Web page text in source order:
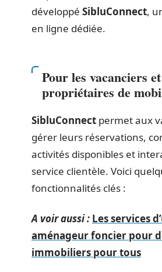
développé SibluConnect,
en ligne dédiée.
Pour les vacanciers
propriétaires de
SibluConnect permet aux
gérer leurs réservations,
activités disponibles et
service clientèle. Voici
fonctionnalités clés :
A voir aussi : Les services
aménageur foncier pour
immobiliers pour tous